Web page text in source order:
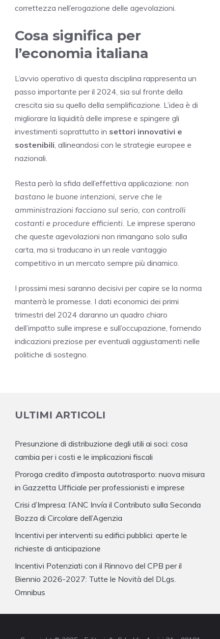
correttezza nell’erogazione delle agevolazioni.
Cosa significa per
l’economia italiana
L’avvio operativo di questa disciplina rappresenta un
passo importante per il 2024, sia sul fronte della
crescita sia su quello della semplificazione. L’idea è di
migliorare la liquidità delle imprese e spingere gli
investimenti soprattutto in settori innovativi e
sostenibili , allineandosi con le strategie europee e
nazionali.
Resta però la sfida dell’effettiva applicazione: non
bastano le buone intenzioni, serve che le
amministrazioni facciano sul serio, con controlli
costanti e procedure efficienti. Le imprese sperano
che queste agevolazioni non rimangano solo sulla
carta, ma si traducano in un reale vantaggio
competitivo in un mercato sempre più dinamico.
I prossimi mesi saranno decisivi per capire se la norma
manterrà le promesse. I dati economici dei primi
trimestri del 2024 daranno un quadro chiaro
dell’impatto sulle imprese e sull’occupazione, fornendo
indicazioni preziose per eventuali aggiustamenti nelle
politiche di sostegno.
ULTIMI ARTICOLI
Presunzione di distribuzione degli utili ai soci: cosa
cambia per i costi e le implicazioni fiscali
Proroga credito d’imposta autotrasporto: nuova misura
in Gazzetta Ufficiale per professionisti e imprese
Crisi d’Impresa: l’ANC Invía il Contributo sulla Seconda
Bozza di Circolare dell’Agenzia
Incentivi per interventi su edifici pubblici: aperte le
richieste di anticipazione
Incentivi Potenziati con il Rinnovo del CPB per il
Biennio 2026-2027: Tutte le Novità del DLgs.
Omnibus